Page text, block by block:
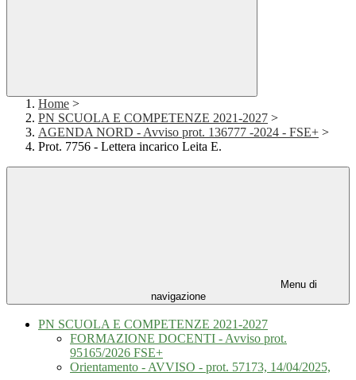
Home >
PN SCUOLA E COMPETENZE 2021-2027 >
AGENDA NORD - Avviso prot. 136777 -2024 - FSE+ >
Prot. 7756 - Lettera incarico Leita E.
Menu di
navigazione
PN SCUOLA E COMPETENZE 2021-2027
FORMAZIONE DOCENTI - Avviso prot.
95165/2026 FSE+
Orientamento - AVVISO - prot. 57173, 14/04/2025,